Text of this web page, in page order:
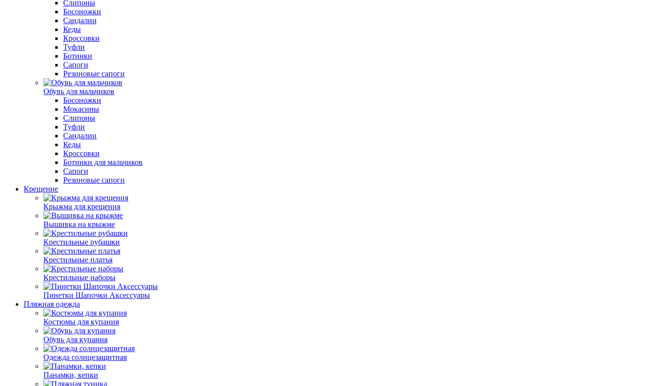
Слипоны
Босоножки
Сандалии
Кеды
Кроссовки
Туфли
Ботинки
Сапоги
Резиновые сапоги
Обувь для мальчиков
Босоножки
Мокасины
Слипоны
Туфли
Сандалии
Кеды
Кроссовки
Ботинки для мальчиков
Сапоги
Резиновые сапоги
Крещение
Крыжма для крещения
Вышивка на крыжме
Крестильные рубашки
Крестильные платья
Крестильные наборы
Пинетки Шапочки Аксессуары
Пляжная одежда
Костюмы для купания
Обувь для купания
Одежда солнцезащитная
Панамки, кепки